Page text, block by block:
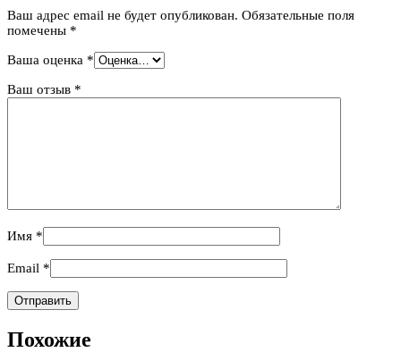
Ваш адрес email не будет опубликован. Обязательные поля
помечены *
Ваша оценка *
Ваш отзыв *
Имя *
Email *
Похожие